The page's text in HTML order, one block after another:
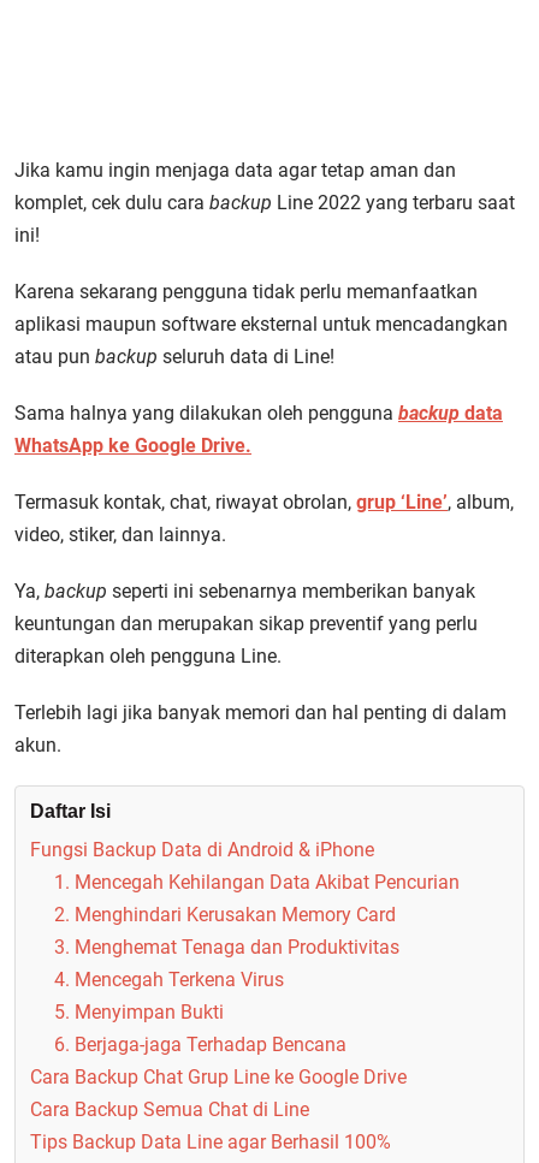
Jika kamu ingin menjaga data agar tetap aman dan
komplet, cek dulu cara backup Line 2022 yang terbaru saat
ini!
Karena sekarang pengguna tidak perlu memanfaatkan
aplikasi maupun software eksternal untuk mencadangkan
atau pun backup seluruh data di Line!
Sama halnya yang dilakukan oleh pengguna backup data
WhatsApp ke Google Drive.
Termasuk kontak, chat, riwayat obrolan, grup ‘Line’, album,
video, stiker, dan lainnya.
Ya, backup seperti ini sebenarnya memberikan banyak
keuntungan dan merupakan sikap preventif yang perlu
diterapkan oleh pengguna Line.
Terlebih lagi jika banyak memori dan hal penting di dalam
akun.
Daftar Isi
Fungsi Backup Data di Android & iPhone
1. Mencegah Kehilangan Data Akibat Pencurian
2. Menghindari Kerusakan Memory Card
3. Menghemat Tenaga dan Produktivitas
4. Mencegah Terkena Virus
5. Menyimpan Bukti
6. Berjaga-jaga Terhadap Bencana
Cara Backup Chat Grup Line ke Google Drive
Cara Backup Semua Chat di Line
Tips Backup Data Line agar Berhasil 100%